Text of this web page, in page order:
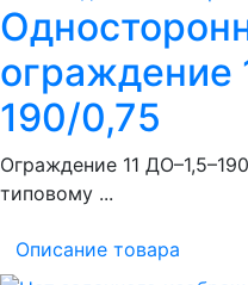
ограждение
190/0,75
Ограждение 11
типовому ...
Описание товара